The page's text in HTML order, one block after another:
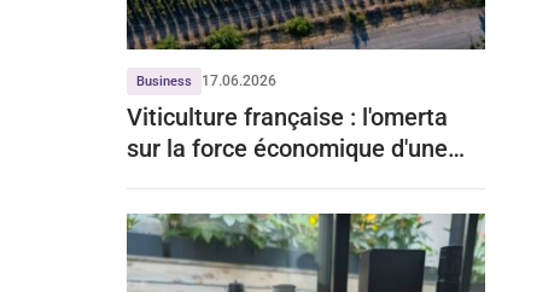
Business 17.06.2026
Viticulture française : l'omerta
sur la force économique d'une